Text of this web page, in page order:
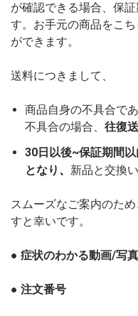
が確認できる場合、保
す。お手元の商品をこ
ができます。
送料につきまして、
商品自身の不具合で
不具合の場合、 往復
30日以後~保証期間以
となり 、 新品と交換
スムーズなご案内のた
すと幸いです。
● 症状のわかる動画/写真
● 注文番号